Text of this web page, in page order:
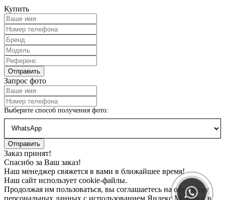
Купить
Запрос фото
Выберите способ получения фото:
Заказ принят!
Спасибо за Ваш заказ!
Наш менеджер свяжется в вами в ближайшее время!
Наш сайт использует cookie-файлы.
Продолжая им пользоваться, вы соглашаетесь на обработку
персональных данных с использованием Яндекс Метрики в